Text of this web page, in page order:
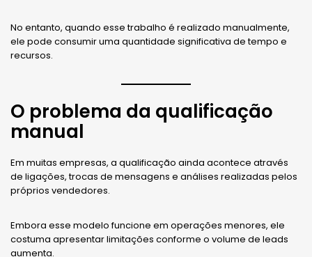
No entanto, quando esse trabalho é realizado manualmente,
ele pode consumir uma quantidade significativa de tempo e
recursos.
O problema da qualificação
manual
Em muitas empresas, a qualificação ainda acontece através
de ligações, trocas de mensagens e análises realizadas pelos
próprios vendedores.
Embora esse modelo funcione em operações menores, ele
costuma apresentar limitações conforme o volume de leads
aumenta.